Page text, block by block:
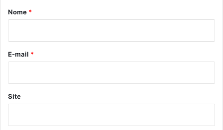
r
*
Nome *
E-mail *
Site